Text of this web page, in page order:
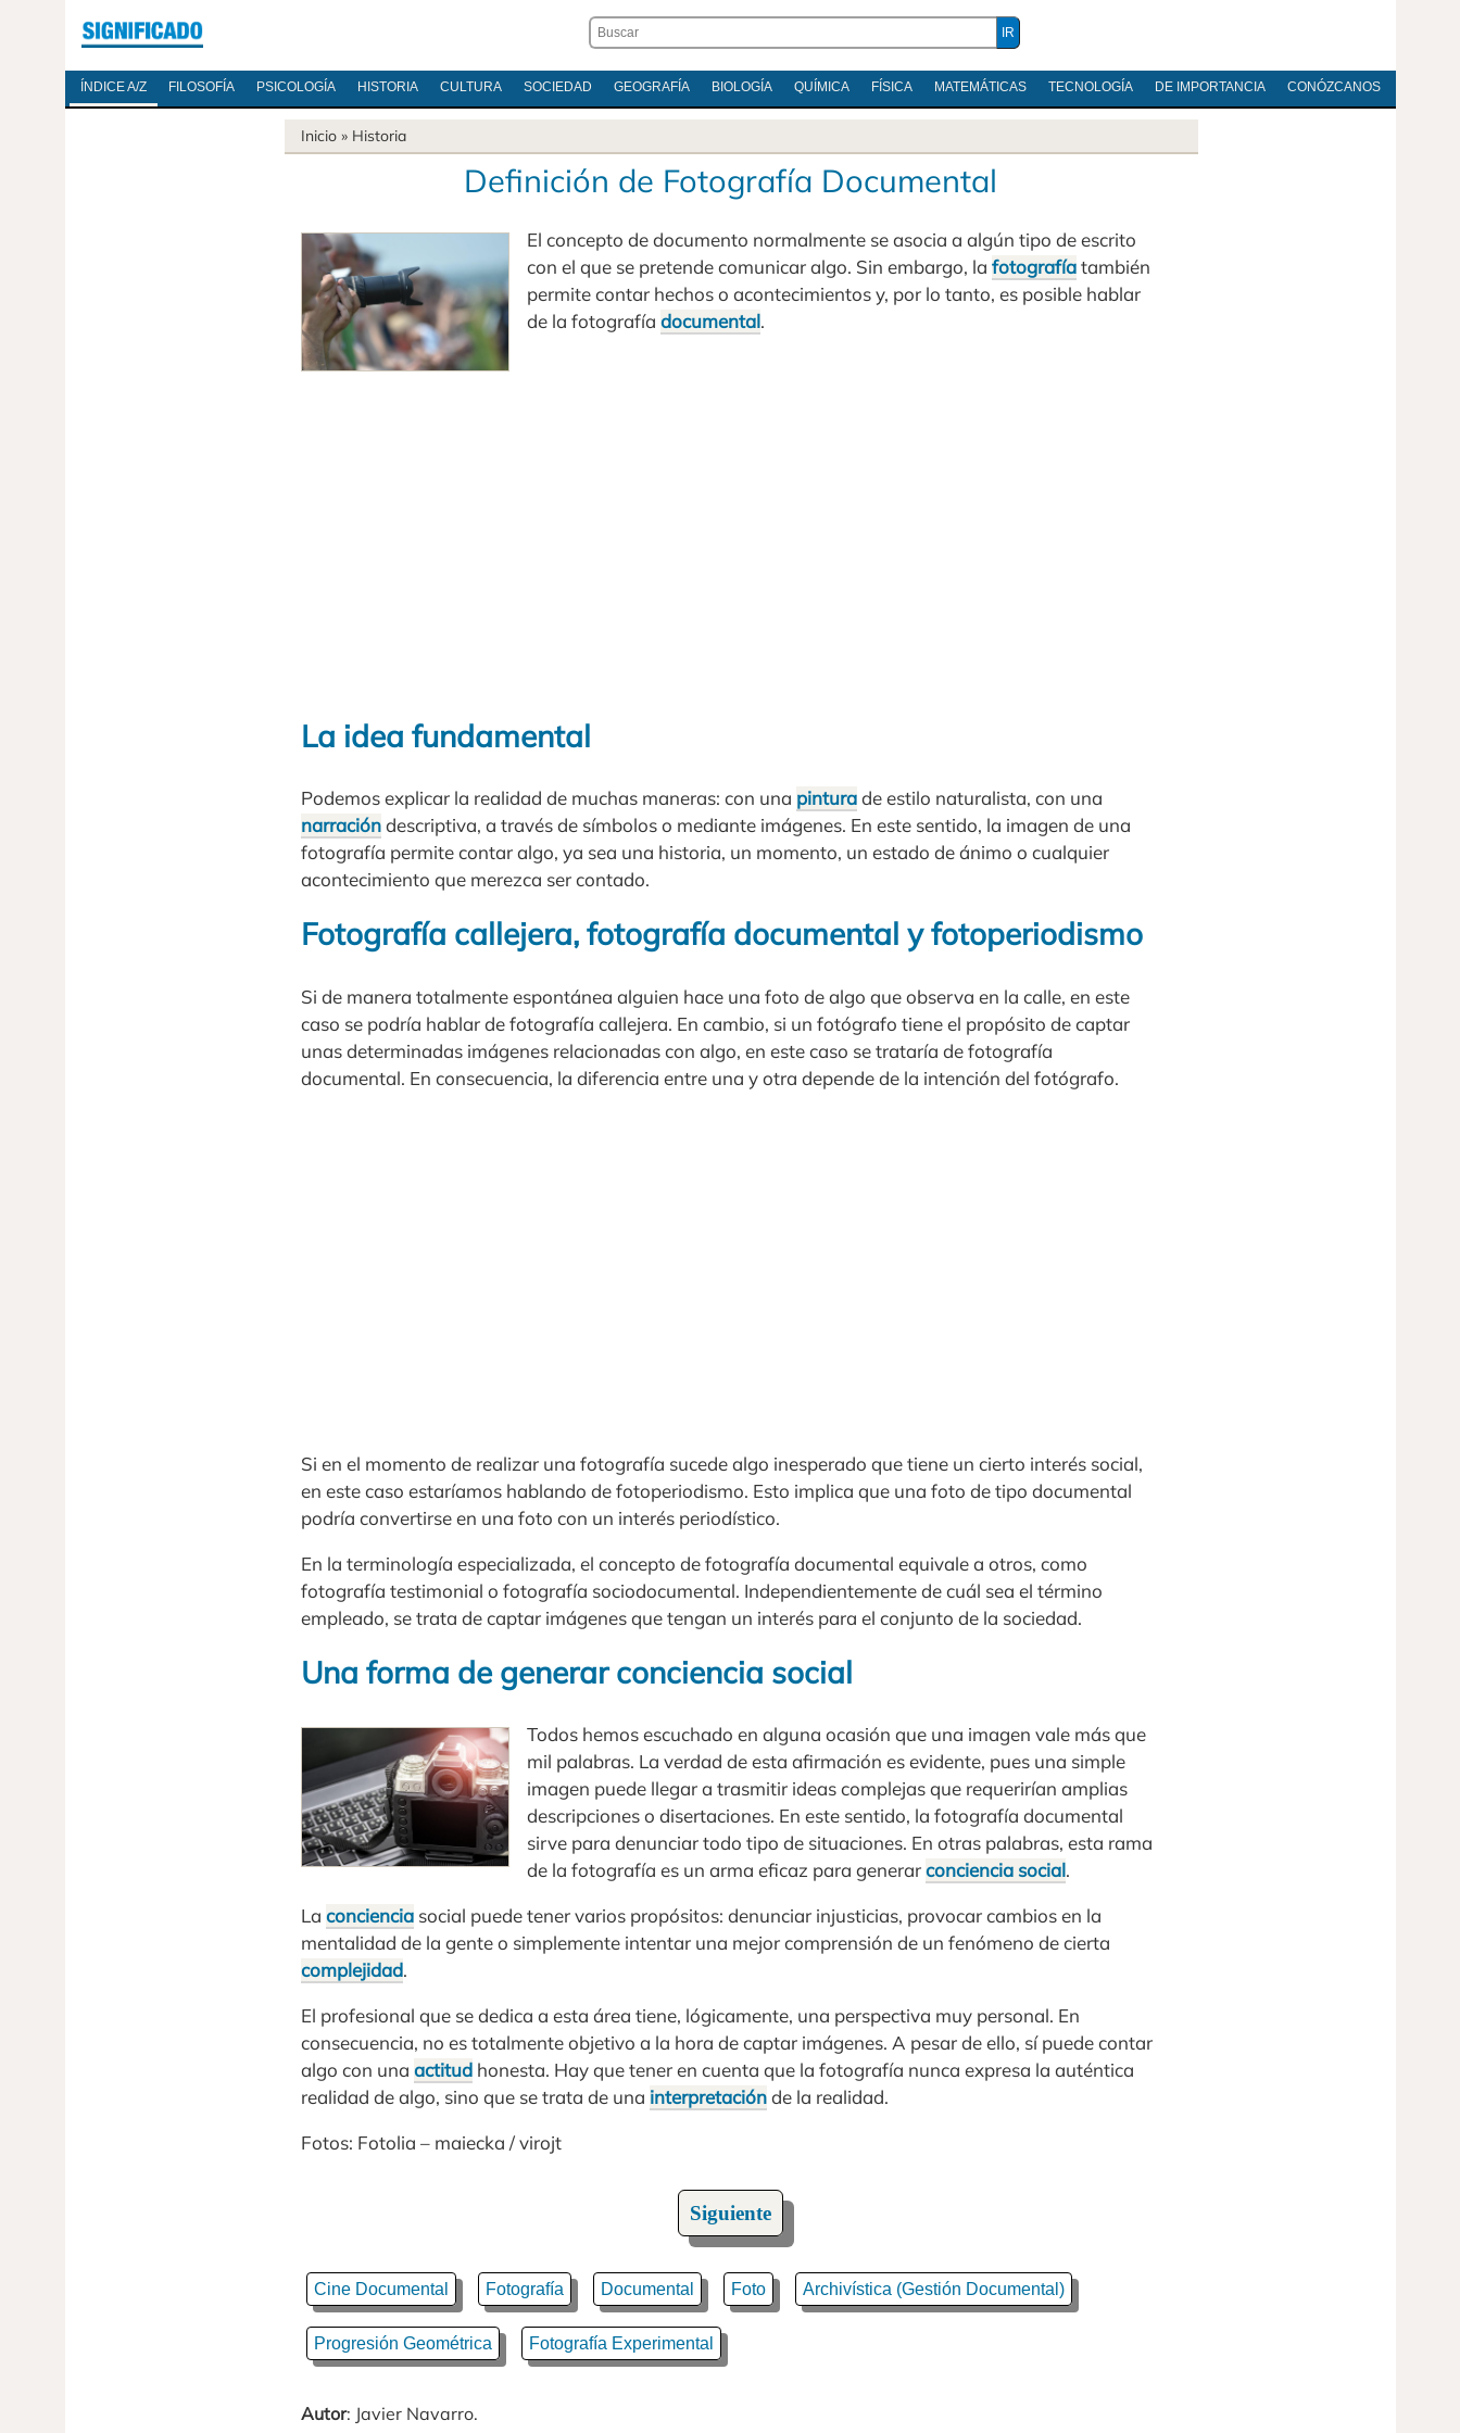
ÍNDICE A/Z FILOSOFÍA PSICOLOGÍA HISTORIA CULTURA SOCIEDAD GEOGRAFÍA BIOLOGÍA QUÍMICA FÍSICA MATEMÁTICAS TECNOLOGÍA DE IMPORTANCIA CONÓZCANOS
Inicio » Historia
Definición de Fotografía Documental
El concepto de documento normalmente se asocia a algún tipo de escrito
con el que se pretende comunicar algo. Sin embargo, la fotografíatambién
permite contar hechos o acontecimientos y, por lo tanto, es posible hablar
de la fotografía documental.
La idea fundamental
Podemos explicar la realidad de muchas maneras: con una pinturade estilo naturalista, con una
narracióndescriptiva, a través de símbolos o mediante imágenes. En este sentido, la imagen de una
fotografía permite contar algo, ya sea una historia, un momento, un estado de ánimo o cualquier
acontecimiento que merezca ser contado.
Fotografía callejera, fotografía documental y fotoperiodismo
Si de manera totalmente espontánea alguien hace una foto de algo que observa en la calle, en este
caso se podría hablar de fotografía callejera. En cambio, si un fotógrafo tiene el propósito de captar
unas determinadas imágenes relacionadas con algo, en este caso se trataría de fotografía
documental. En consecuencia, la diferencia entre una y otra depende de la intención del fotógrafo.
Si en el momento de realizar una fotografía sucede algo inesperado que tiene un cierto interés social,
en este caso estaríamos hablando de fotoperiodismo. Esto implica que una foto de tipo documental
podría convertirse en una foto con un interés periodístico.
En la terminología especializada, el concepto de fotografía documental equivale a otros, como
fotografía testimonial o fotografía sociodocumental. Independientemente de cuál sea el término
empleado, se trata de captar imágenes que tengan un interés para el conjunto de la sociedad.
Una forma de generar conciencia social
Todos hemos escuchado en alguna ocasión que una imagen vale más que
mil palabras. La verdad de esta afirmación es evidente, pues una simple
imagen puede llegar a trasmitir ideas complejas que requerirían amplias
descripciones o disertaciones. En este sentido, la fotografía documental
sirve para denunciar todo tipo de situaciones. En otras palabras, esta rama
de la fotografía es un arma eficaz para generarconciencia social.
La conciencia social puede tener varios propósitos: denunciar injusticias, provocar cambios en la
mentalidad de la gente o simplemente intentar una mejor comprensión de un fenómeno de cierta
complejidad.
El profesional que se dedica a esta área tiene, lógicamente, una perspectiva muy personal. En
consecuencia, no es totalmente objetivo a la hora de captar imágenes. A pesar de ello, sí puede contar
algo con una actitud honesta. Hay que tener en cuenta que la fotografía nunca expresa la auténtica
realidad de algo, sino que se trata de una interpretaciónde la realidad.
Fotos: Fotolia – maiecka / virojt
Siguiente
Cine Documental Fotografía Documental Foto Archivística (Gestión Documental)
Progresión Geométrica Fotografía Experimental
Autor: Javier Navarro.